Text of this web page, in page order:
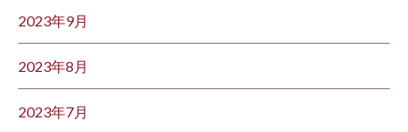
2023年9月
2023年8月
2023年7月